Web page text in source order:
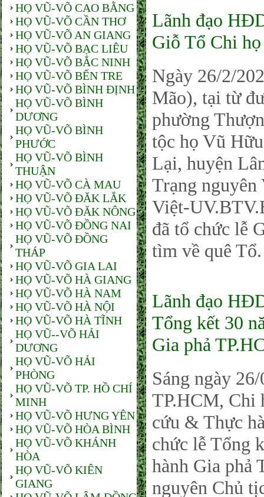
HỌ VŨ-VÕ CAO BẰNG
HỌ VŨ-VÕ CẦN THƠ
HỌ VŨ-VÕ AN GIANG
HỌ VŨ-VÕ BẠC LIÊU
HỌ VŨ-VÕ BẮC NINH
HỌ VŨ-VÕ BẾN TRE
HỌ VŨ-VÕ BÌNH ĐỊNH
HỌ VŨ-VÕ BÌNH
DƯƠNG
HỌ VŨ-VÕ BÌNH
PHƯỚC
HỌ VŨ-VÕ BÌNH
THUẬN
HỌ VŨ-VÕ CÀ MAU
HỌ VŨ-VÕ ĐĂK LẮK
HỌ VŨ-VÕ ĐĂK NÔNG
HỌ VŨ-VÕ ĐỒNG NAI
HỌ VŨ-VÕ ĐỒNG
THÁP
HỌ VŨ-VÕ GIA LAI
HỌ VŨ-VÕ HÀ GIANG
HỌ VŨ-VÕ HÀ NAM
HỌ VŨ-VÕ HÀ NỘI
HỌ VŨ-VÕ HÀ TĨNH
HỌ VŨ--VÕ HẢI
DƯƠNG
HỌ VŨ-VÕ HẢI
PHÒNG
HỌ VŨ-VÕ TP. HỒ CHÍ
MINH
HỌ VŨ-VÕ HƯNG YÊN
HỌ VŨ-VÕ HÒA BÌNH
HỌ VŨ-VÕ KHÁNH
HÒA
HỌ VŨ-VÕ KIÊN
GIANG
Lãnh đạo
Giỗ Tổ Chi
Ngày 26/2/
Mão), tại từ
phường
tộc họ Vũ
Lại, huyện
Trạng
Việt-
đã tổ chức lễ
tìm về quê Tổ.
Lãnh đạo
Tổng kết 30
Gia phả
Sáng ngày
TP.HCM, Chi
cứu & Thực
chức lễ Tổng
hành Gia
nguyên Chủ